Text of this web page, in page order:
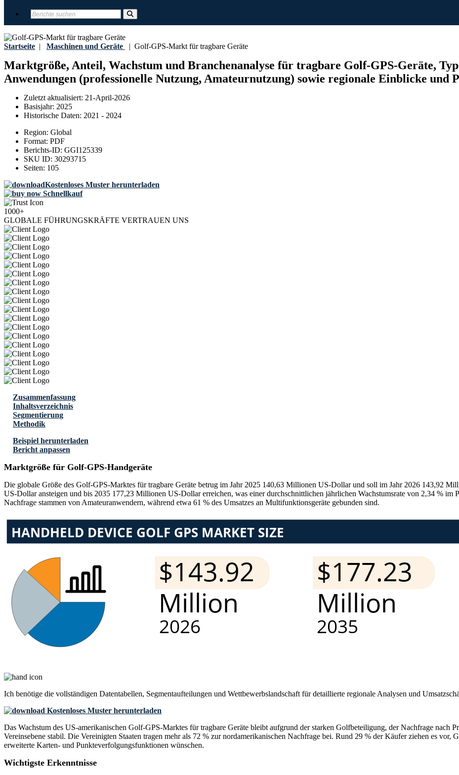
Startseite | Maschinen und Geräte | Golf-GPS-Markt für tragbare Geräte
Marktgröße, Anteil, Wachstum und Branchenanalyse für tragbare Golf-GPS-Geräte,
Anwendungen (professionelle Nutzung, Amateurnutzung) sowie regionale Einblicke und
Zuletzt aktualisiert: 21-April-2026
Basisjahr: 2025
Historische Daten: 2021 - 2024
Region: Global
Format: PDF
Berichts-ID: GGI125339
SKU ID: 30293715
Seiten: 105
Kostenloses Muster herunterladen
Schnellkauf
1000+
GLOBALE FÜHRUNGSKRÄFTE VERTRAUEN UNS
Zusammenfassung
Inhaltsverzeichnis
Segmentierung
Methodik
Beispiel herunterladen
Bericht anpassen
Marktgröße für Golf-GPS-Handgeräte
Die globale Größe des Golf-GPS-Marktes für tragbare Geräte betrug im Jahr 2025 140,63 Millionen US-Dollar und soll im Jahr 2026 143,92
US-Dollar ansteigen und bis 2035 177,23 Millionen US-Dollar erreichen, was einer durchschnittlichen jährlichen Wachstumsrate von 2,34 % im
Nachfrage stammen von Amateuranwendern, während etwa 61 % des Umsatzes an Multifunktionsgeräte gebunden sind.
Ich benötige die vollständigen Datentabellen, Segmentaufteilungen und Wettbewerbslandschaft für detaillierte regionale Analysen und
Kostenloses Muster herunterladen
Das Wachstum des US-amerikanischen Golf-GPS-Marktes für tragbare Geräte bleibt aufgrund der starken Golfbeteiligung, der Nachfrage nach
Vereinsebene stabil. Die Vereinigten Staaten tragen mehr als 72 % zur nordamerikanischen Nachfrage bei. Rund 29 % der Käufer ziehen es vor,
erweiterte Karten- und Punkteverfolgungsfunktionen wünschen.
Wichtigste Erkenntnisse